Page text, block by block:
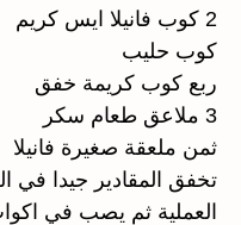
2 كوب فانيلا ايس كريم
كوب حليب
ربع كوب كريمة خفق
3 ملاعق طعام سكر
ثمن ملعقة صغيرة فانيلا
تخفق المقادير جيدا في
العملية ثم يصب في